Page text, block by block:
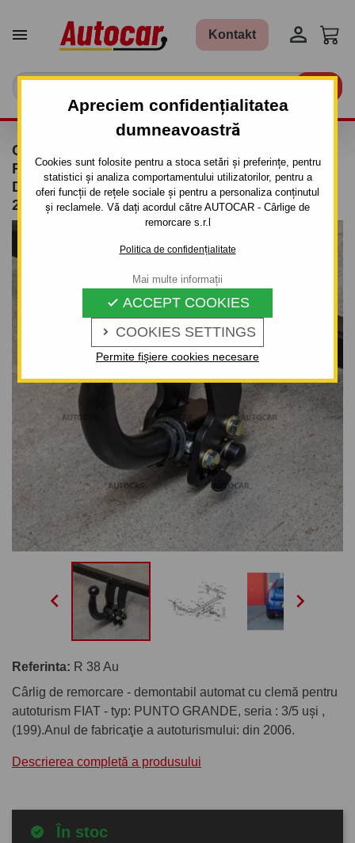
Apreciem confidențialitatea
dumneavoastră
Cookies sunt folosite pentru a stoca setări și preferințe, pentru
statistici și analiza comportamentului utilizatorilor, pentru a
oferi funcții de rețele sociale și pentru a personaliza conținutul
și reclamele. Vă dați acordul către AUTOCAR - Cârlige de
remorcare s.r.l
Politica de confidențialitate
 COOKIES SETTINGS
 ACCEPT COOKIES
Permite fișiere cookies necesare
Mai multe informații
 Kontakt 
CÂRLIG DE REMORCARE PENTRU FIAT
PUNTO GRANDE - 3/5UŞI., (199) - SISTEM
DEMONTABIL AUTOMAT CU CLEMĂ- DIN
2006-2011
 
Referinta: R 38 Au
Cârlig de remorcare - demontabil automat cu clemă pentru
autoturism FIAT - typ: PUNTO GRANDE, seria : 3/5 uşi ,
(199).Anul de fabricaţie a autoturismului: din 2006.
Descrierea completă a produsului
În stoc